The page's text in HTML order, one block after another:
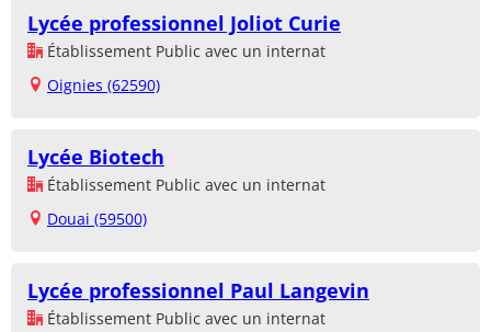
Lycée professionnel Joliot Curie
Établissement Public avec un internat
Oignies (62590)
Lycée Biotech
Établissement Public avec un internat
Douai (59500)
Lycée professionnel Paul Langevin
Établissement Public avec un internat